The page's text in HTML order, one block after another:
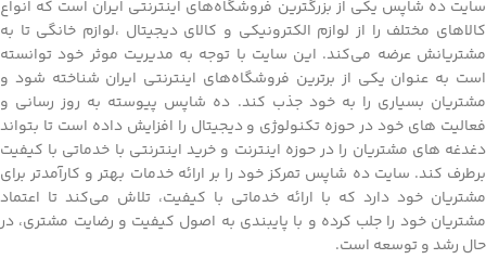
سایت ده شاپس یکی از بزرگترین فروشگاه‌های اینترنتی ایران است که انواع
کالاهای مختلف را از لوازم الکترونیکی و کالای دیجیتال ،لوازم خانگی تا به
مشتریانش عرضه می‌کند. این سایت با توجه به مدیریت موثر خود توانسته
است به عنوان یکی از برترین فروشگاه‌های اینترنتی ایران شناخته شود و
مشتریان بسیاری را به خود جذب کند. ده شاپس پیوسته به روز رسانی و
فعالیت های خود در حوزه تکنولوژی و دیجیتال را افزایش داده است تا بتواند
دغدغه های مشتریان را در حوزه اینترنت و خرید اینترنتی با خدماتی با کیفیت
برطرف کند. سایت ده شاپس تمرکز خود را بر ارائه خدمات بهتر و کارآمدتر برای
مشتریان خود دارد که با ارائه خدماتی با کیفیت، تلاش می‌کند تا اعتماد
مشتریان خود را جلب کرده و با پایبندی به اصول کیفیت و رضایت مشتری، در
حال رشد و توسعه است.